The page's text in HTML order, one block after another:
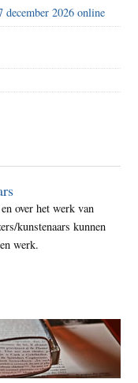
2026 online
over het werk van
kunstenaars kunnen
werk.